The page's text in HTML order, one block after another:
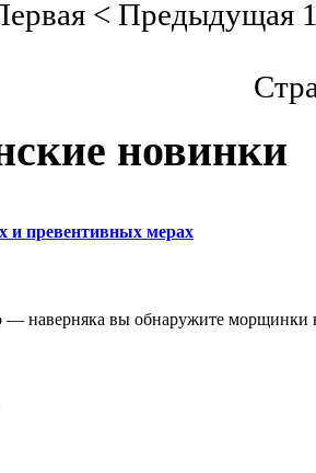
< Предыдущая
новинки
превентивных мерах
— наверняка вы обнаружите морщинки